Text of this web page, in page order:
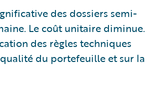
des dossiers semi-
Le coût unitaire diminue.
des règles techniques
du portefeuille et sur la